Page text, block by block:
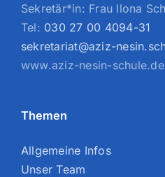
Sekretär*in: Frau Ilona
Tel: 030 27 00 4094-31
sekretariat@aziz-
www.aziz-nesin-schule.de
Themen
Allgemeine Infos
Unser Team